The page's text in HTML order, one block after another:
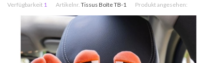
Verfügbarkeit 1 Artikelnr. Tissus Boîte TB-1 Produkt angesehen: